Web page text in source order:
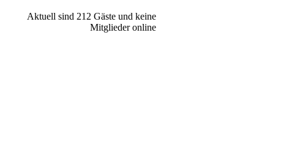
Aktuell sind 212 Gäste und keine
Mitglieder online